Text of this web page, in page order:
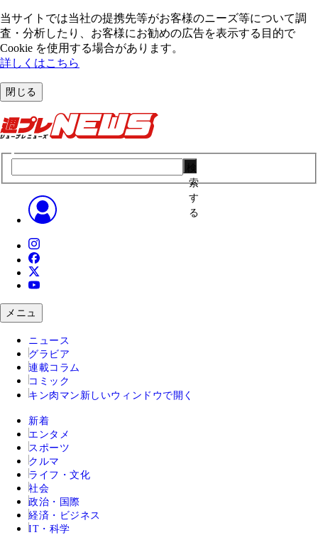
当サイトでは当社の提携先等がお客様のニーズ等について調
査・分析したり、お客様にお勧めの広告を表⽰する⽬的で
Cookie を使⽤する場合があります。
詳しくはこちら
閉じる
索
す
る
メニュ
ニュース
グラビア
連載コラム
コミック
キン肉マン 新しいウィンドウで開く
新着
エンタメ
スポーツ
クルマ
ライフ・文化
社会
政治・国際
経済・ビジネス
IT・科学